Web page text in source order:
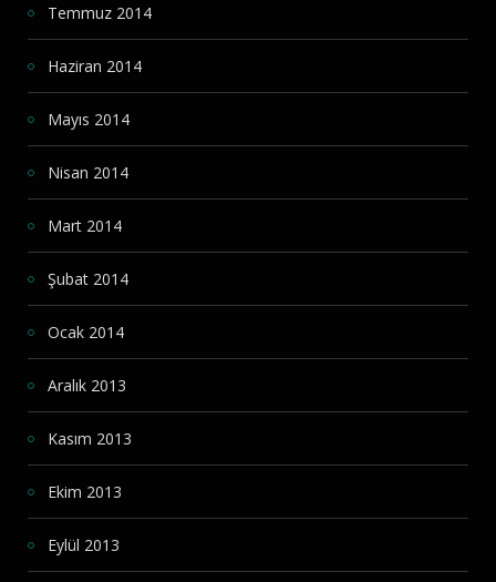
Temmuz 2014
Haziran 2014
Mayıs 2014
Nisan 2014
Mart 2014
Şubat 2014
Ocak 2014
Aralık 2013
Kasım 2013
Ekim 2013
Eylül 2013